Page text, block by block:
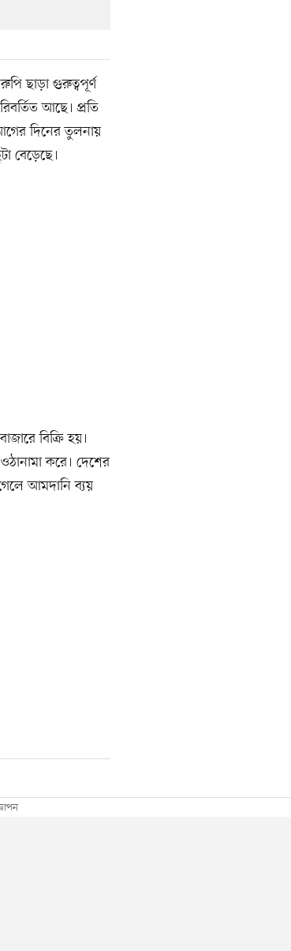
ছাড়া গুরুত্বপূর্ণ
আছে। প্রতি
দিনের তুলনায়
বেড়েছে।
বিক্রি হয়।
করে। দেশের
আমদানি ব্যয়